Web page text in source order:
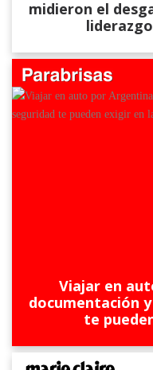
midieron el
Viajar en
documentación
te